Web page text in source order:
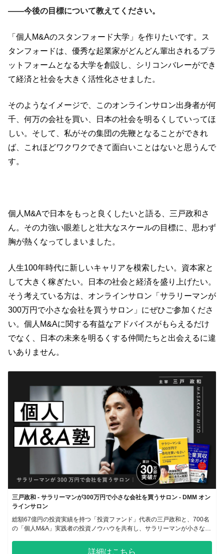
――今後の目標について教えてください。
「個人M&Aのスタンフォード大学」を作りたいです。ス
タンフォードは、優秀な起業家がどんどん輩出されるプラ
ットフォームとなる大学を創設し、シリコンバレーができ
て経済と社会を大きく活性化させました。
そのようなイメージで、このオンラインサロン出身者が何
千、何万の会社を買い、日本の社会を明るくしていってほ
しい。そして、私がその集団の先鞭となることができれ
ば、これほどワクワクできて面白いことはないと思うんで
す。
個人M&Aで日本をもっと良くしたいと語る、三戸政和さ
ん。その力強い眼差しと壮大なスケールの目標に、思わず
胸が熱くなってしまいました。
人生100年時代に新しいキャリアを模索したい。資本家と
して大きく稼ぎたい。日本の社会と経済を盛り上げたい。
そう考えている方は、オンラインサロン「サラリーマンが
300万円で小さな会社を買うサロン」にぜひご参加くださ
い。個人M&Aに関する有益なアドバイスがもらえるだけ
でなく、日本の未来を明るくする仲間たちと出会えるに違
いありません。
三戸政和 - サラリーマンが300万円で小さな会社を買うサロン - DMM オン
ラインサロン
総額67億円の投資実績を持つ「投資ファンド」代表の三戸政和と、700名
の「個人M&A」実践者の投資ノウハウを共有し、サラリーマンが小さな会
詳細はこちら